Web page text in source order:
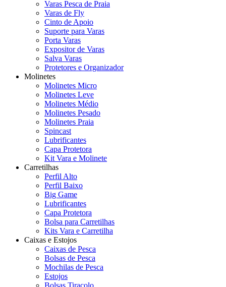
Varas Pesca de Praia
Varas de Fly
Cinto de Apoio
Suporte para Varas
Porta Varas
Expositor de Varas
Salva Varas
Protetores e Organizador
Molinetes
Molinetes Micro
Molinetes Leve
Molinetes Médio
Molinetes Pesado
Molinetes Praia
Spincast
Lubrificantes
Capa Protetora
Kit Vara e Molinete
Carretilhas
Perfil Alto
Perfil Baixo
Big Game
Lubrificantes
Capa Protetora
Bolsa para Carretilhas
Kits Vara e Carretilha
Caixas e Estojos
Caixas de Pesca
Bolsas de Pesca
Mochilas de Pesca
Estojos
Bolsas Tiracolo